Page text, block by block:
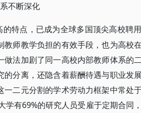
不断深化
的特点，已成为全球多国顶尖高校聘
师教学负担的有效手段，也为高校
法加剧了同一高校内部教师体系的
分离，还隐含着薪酬待遇与职业发
二元分割的学术劳动力框架中常处
有69%的研究人员受雇于定期合同